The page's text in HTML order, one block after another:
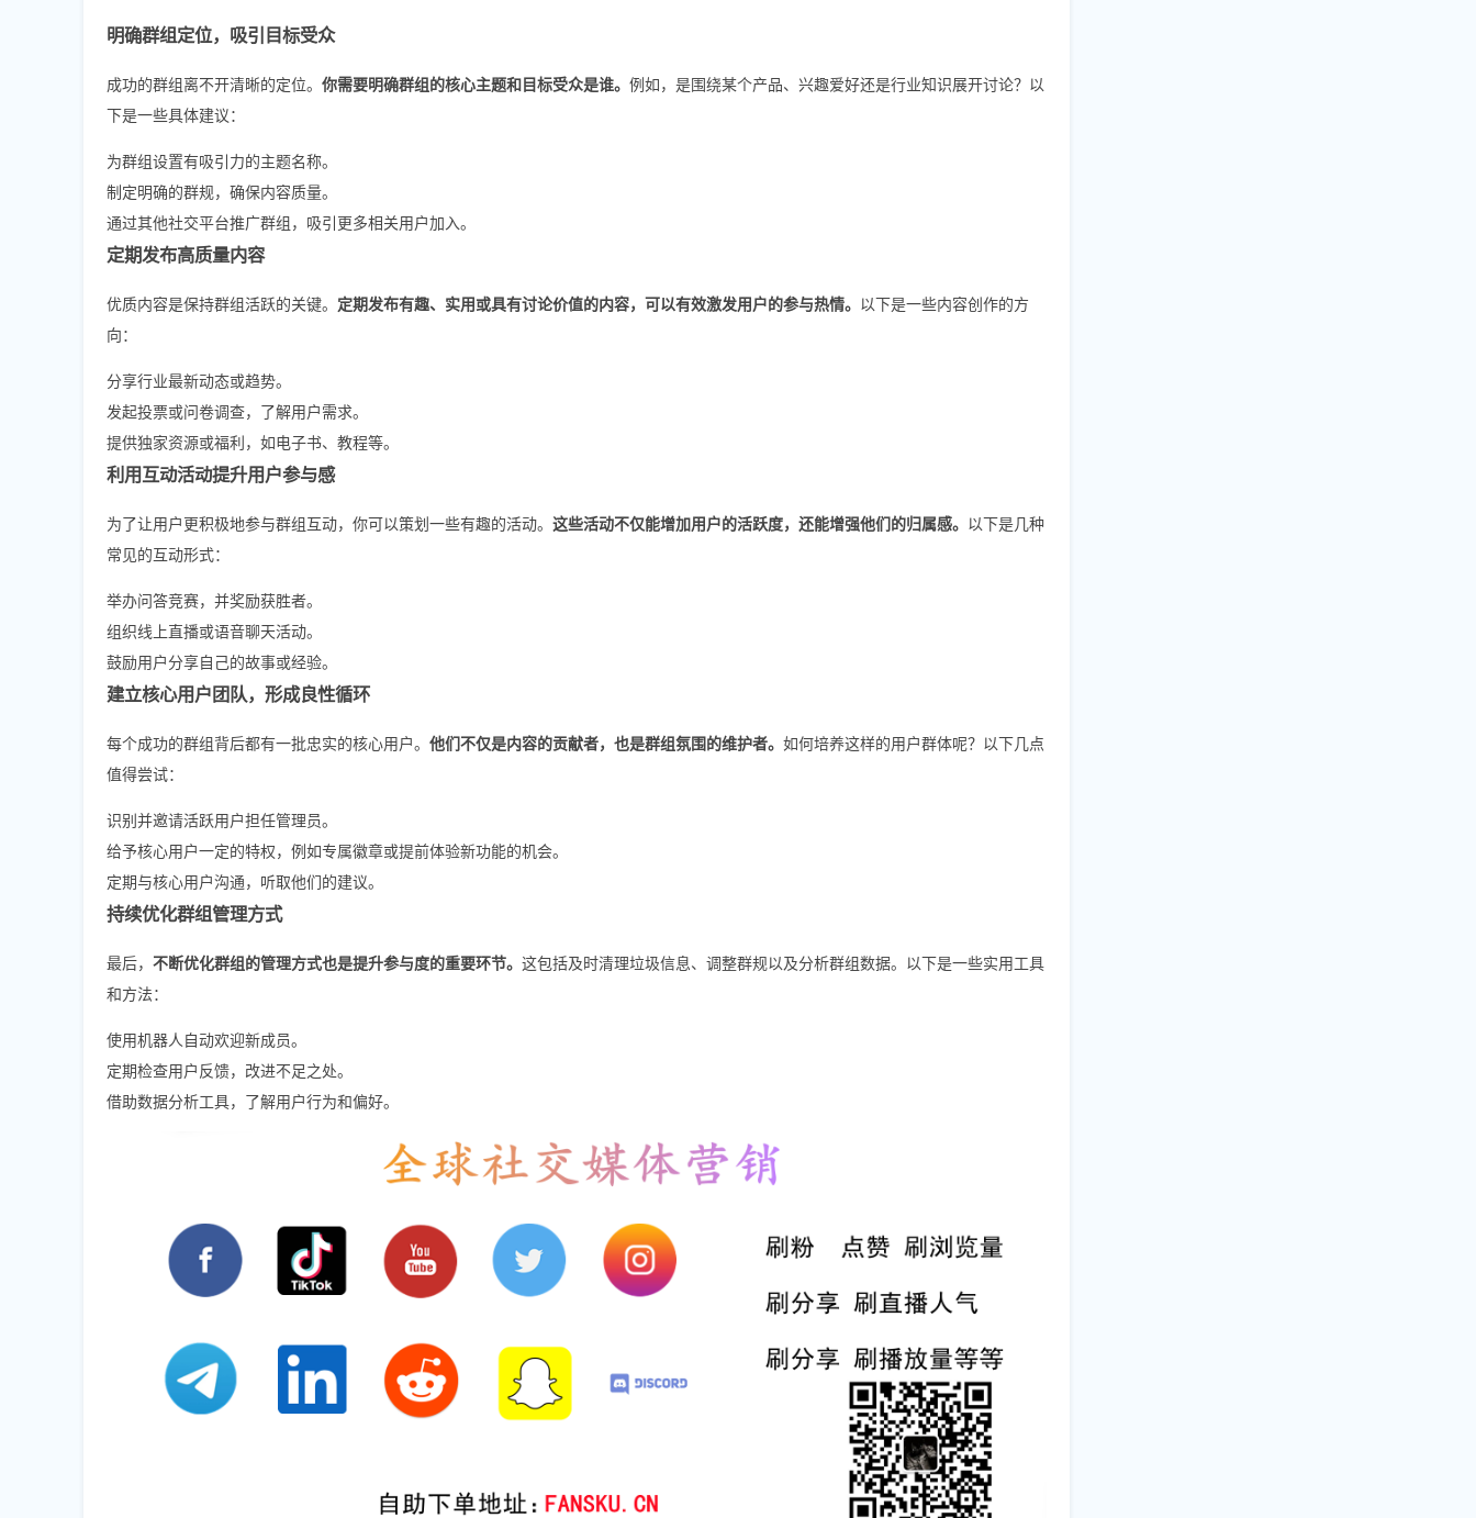
明确群组定位，吸引目标受众
成功的群组离不开清晰的定位。 你需要明确群组的核心主题和目标受众是谁。 例如，是围绕某个产品、兴趣爱好还是行业知识展开讨论？以
下是一些具体建议：
为群组设置有吸引力的主题名称。
制定明确的群规，确保内容质量。
通过其他社交平台推广群组，吸引更多相关用户加入。
定期发布高质量内容
优质内容是保持群组活跃的关键。 定期发布有趣、实用或具有讨论价值的内容，可以有效激发用户的参与热情。 以下是一些内容创作的方
向：
分享行业最新动态或趋势。
发起投票或问卷调查，了解用户需求。
提供独家资源或福利，如电子书、教程等。
利用互动活动提升用户参与感
为了让用户更积极地参与群组互动，你可以策划一些有趣的活动。 这些活动不仅能增加用户的活跃度，还能增强他们的归属感。 以下是几种
常见的互动形式：
举办问答竞赛，并奖励获胜者。
组织线上直播或语音聊天活动。
鼓励用户分享自己的故事或经验。
建立核心用户团队，形成良性循环
每个成功的群组背后都有一批忠实的核心用户。 他们不仅是内容的贡献者，也是群组氛围的维护者。 如何培养这样的用户群体呢？以下几点
值得尝试：
识别并邀请活跃用户担任管理员。
给予核心用户一定的特权，例如专属徽章或提前体验新功能的机会。
定期与核心用户沟通，听取他们的建议。
持续优化群组管理方式
最后， 不断优化群组的管理方式也是提升参与度的重要环节。 这包括及时清理垃圾信息、调整群规以及分析群组数据。以下是一些实用工具
和方法：
使用机器人自动欢迎新成员。
定期检查用户反馈，改进不足之处。
借助数据分析工具，了解用户行为和偏好。